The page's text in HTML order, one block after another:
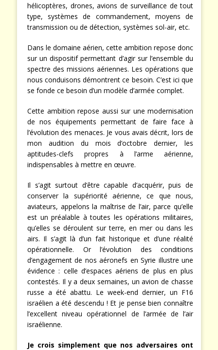
hélicoptères, drones, avions de surveillance de tout
type, systèmes de commandement, moyens de
transmission ou de détection, systèmes sol-air, etc.
Dans le domaine aérien, cette ambition repose donc
sur un dispositif permettant d’agir sur l’ensemble du
spectre des missions aériennes. Les opérations que
nous conduisons démontrent ce besoin. C’est ici que
se fonde ce besoin d’un modèle d’armée complet.
Cette ambition repose aussi sur une modernisation
de nos équipements permettant de faire face à
l’évolution des menaces. Je vous avais décrit, lors de
mon audition du mois d’octobre dernier, les
aptitudes-clefs propres à l’arme aérienne,
indispensables à mettre en œuvre.
Il s’agit surtout d’être capable d’acquérir, puis de
conserver la supériorité aérienne, ce que nous,
aviateurs, appelons la maîtrise de l’air, parce qu’elle
est un préalable à toutes les opérations militaires,
qu’elles se déroulent sur terre, en mer ou dans les
airs. Il s’agit là d’un fait historique et d’une réalité
opérationnelle. Or l’évolution des conditions
d’engagement de nos aéronefs en Syrie illustre une
évidence : celle d’espaces aériens de plus en plus
contestés. Il y a deux semaines, un avion de chasse
russe a été abattu. Le week-end dernier, un F16
israélien a été descendu ! Et je pense bien connaître
l’excellent niveau opérationnel de l’armée de l’air
israélienne.
Je crois simplement que nos adversaires ont